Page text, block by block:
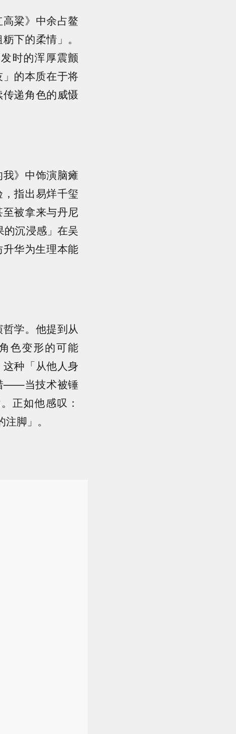
粱》中余占鳌
下的柔情」。
时的浑厚震颤
的本质在于将
递角色的威慑
》中饰演脑瘫
指出易烊千玺
被拿来与丹尼
的沉浸感」在吴
华为生理本能
学。他提到从
色变形的可能
种「从他人身
——当技术被锤
正如他感叹：
脚」。